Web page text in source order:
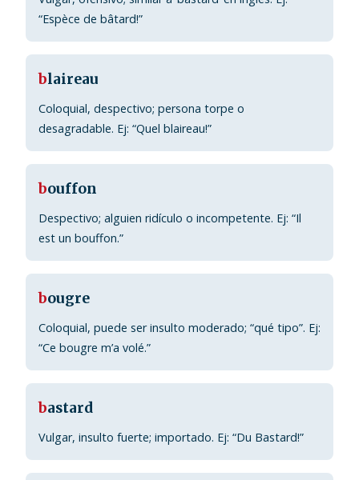
“Espèce de bâtard!”
blaireau
Coloquial, despectivo; persona torpe o
desagradable. Ej: “Quel blaireau!”
bouffon
Despectivo; alguien ridículo o incompetente. Ej: “Il
est un bouffon.”
bougre
Coloquial, puede ser insulto moderado; “qué tipo”. Ej:
“Ce bougre m’a volé.”
bastard
Vulgar, insulto fuerte; importado. Ej: “Du Bastard!”